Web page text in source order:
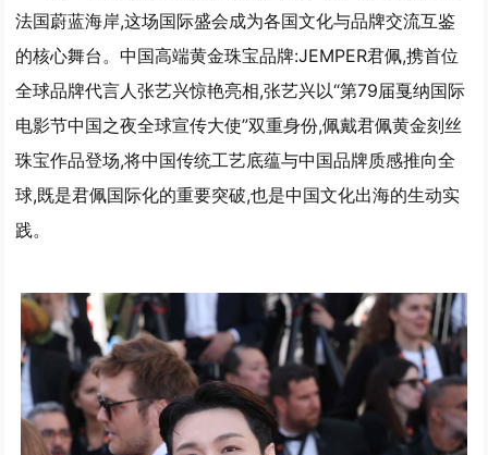
法国蔚蓝海岸,这场国际盛会成为各国文化与品牌交流互鉴
的核心舞台。中国高端黄金珠宝品牌:JEMPER君佩,携首位
全球品牌代言人张艺兴惊艳亮相,张艺兴以“第79届戛纳国际
电影节中国之夜全球宣传大使”双重身份,佩戴君佩黄金刻丝
珠宝作品登场,将中国传统工艺底蕴与中国品牌质感推向全
球,既是君佩国际化的重要突破,也是中国文化出海的生动实
践。